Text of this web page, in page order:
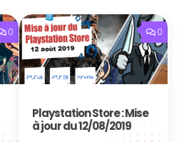
0 0
Playstation Store : Mise
à jour du 12/08/2019